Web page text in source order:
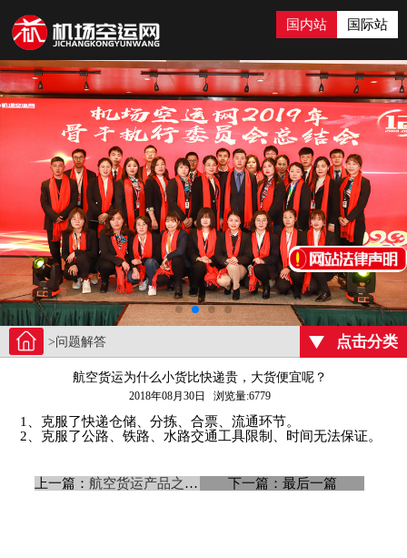
国内站 国际站
>问题解答 点击分类
航空货运为什么小货比快递贵，大货便宜呢？
2018年08月30日 浏览量:6779
1、克服了快递仓储、分拣、合票、流通环节。
2、克服了公路、铁路、水路交通工具限制、时间无法保证。
上一篇：航空货运产品之间价格为什么差距 下一篇：最后一篇